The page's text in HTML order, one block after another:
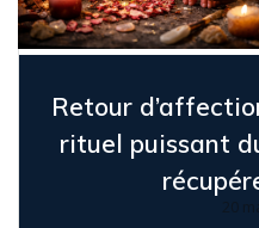
Retour
rituel puissant